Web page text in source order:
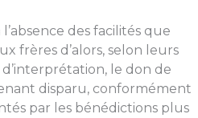
des facilités que
frères d’alors, selon leurs
le don de
disparu, conformément
par les bénédictions plus